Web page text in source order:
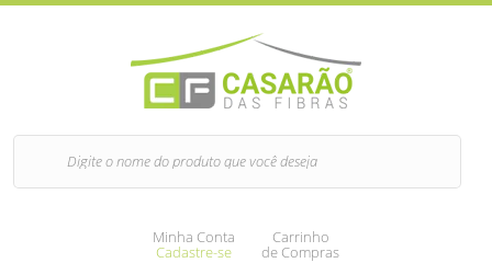
Minha Conta
Cadastre-se
Carrinho
de Compras